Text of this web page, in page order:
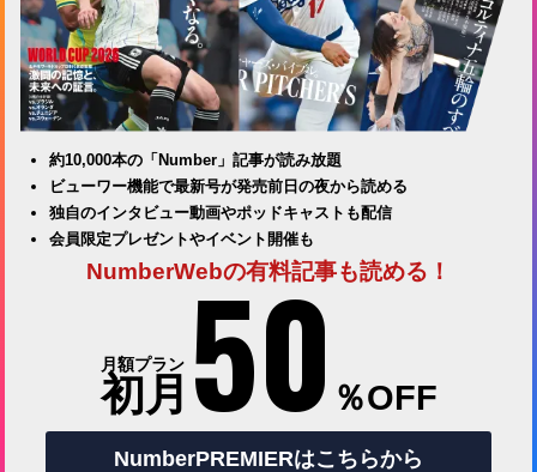
約10,000本の「Number」記事が読み放題
ビューワー機能で最新号が発売前日の夜から読める
独自のインタビュー動画やポッドキャストも配信
会員限定プレゼントやイベント開催も
NumberWebの有料記事も読める！
月額プラン
初月 50 ％OFF
NumberPREMIERはこちらから